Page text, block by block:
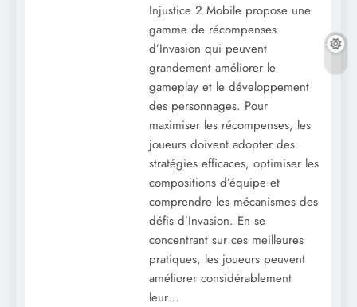
Injustice 2 Mobile propose une
gamme de récompenses
d’Invasion qui peuvent
grandement améliorer le
gameplay et le développement
des personnages. Pour
maximiser les récompenses, les
joueurs doivent adopter des
stratégies efficaces, optimiser les
compositions d’équipe et
comprendre les mécanismes des
défis d’Invasion. En se
concentrant sur ces meilleures
pratiques, les joueurs peuvent
améliorer considérablement
leur…